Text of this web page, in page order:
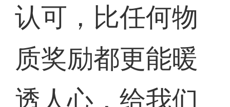
认可，比任何物
质奖励都更能暖
透人心，给我们